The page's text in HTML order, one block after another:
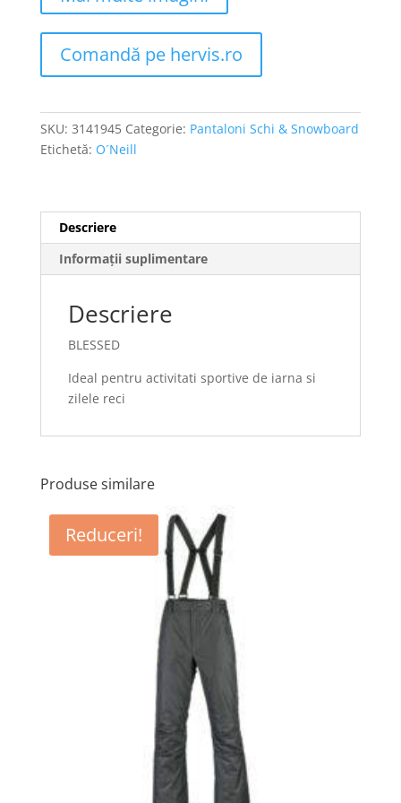
Comandă pe hervis.ro
SKU: 3141945 Categorie: Pantaloni Schi & Snowboard
Etichetă: O´Neill
Descriere
Informații suplimentare
Descriere
BLESSED
Ideal pentru activitati sportive de iarna si
zilele reci
Produse similare
Reduceri!